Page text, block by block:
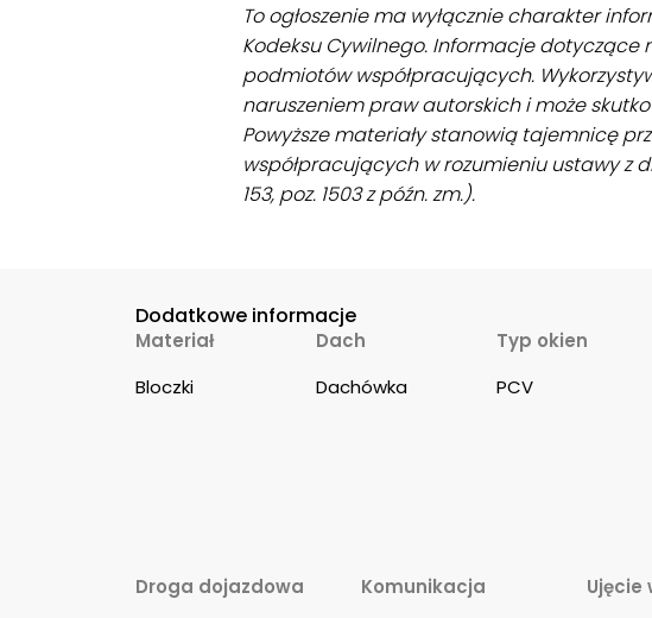
To ogłoszenie ma wyłącznie charakter
Kodeksu Cywilnego. Informacje dotyczące
podmiotów współpracujących.
naruszeniem praw autorskich i może
Powyższe materiały stanowią tajemnicę
współpracujących w rozumieniu ustawy z
153, poz. 1503 z późn. zm.).
Dodatkowe informacje
Materiał
Bloczki
Dach
Dachówka
Typ okien
PCV
Droga dojazdowa
Komunikacja
Ujęcie